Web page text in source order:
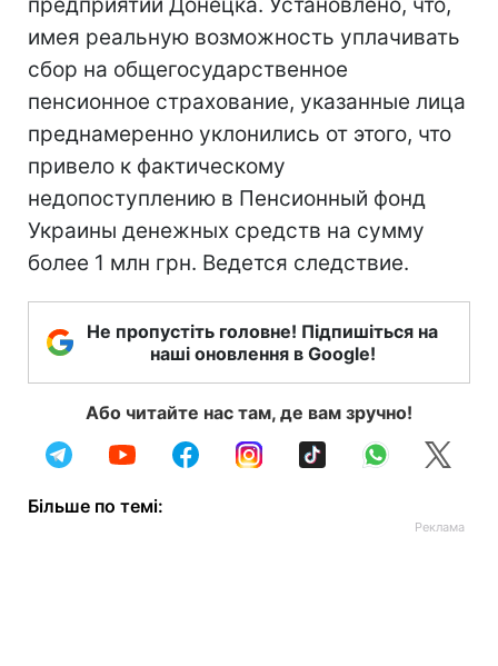
имея реальную возможность уплачивать
сбор на общегосударственное
пенсионное страхование, указанные лица
преднамеренно уклонились от этого, что
привело к фактическому
недопоступлению в Пенсионный фонд
Украины денежных средств на сумму
более 1 млн грн. Ведется следствие.
Не пропустіть головне! Підпишіться на
наші оновлення в Google!
Або читайте нас там, де вам зручно!
Більше по темі: